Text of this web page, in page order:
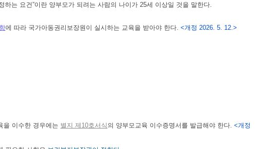
하는 요건”이란 양부모가 되려는 사람의 나이가 25세 이상일 것을 말한다.
에 따라 국가아동권리보장원이 실시하는 교육을 받아야 한다. <개정 2026. 5. 12.>
을 이수한 경우에는 별지 제10호서식 의 양부모교육 이수증명서를 발급해야 한다. <개정